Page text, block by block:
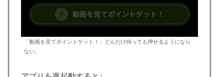
「動画を見てポイントゲット！」どんだけ待っても押せるようになら
ない。